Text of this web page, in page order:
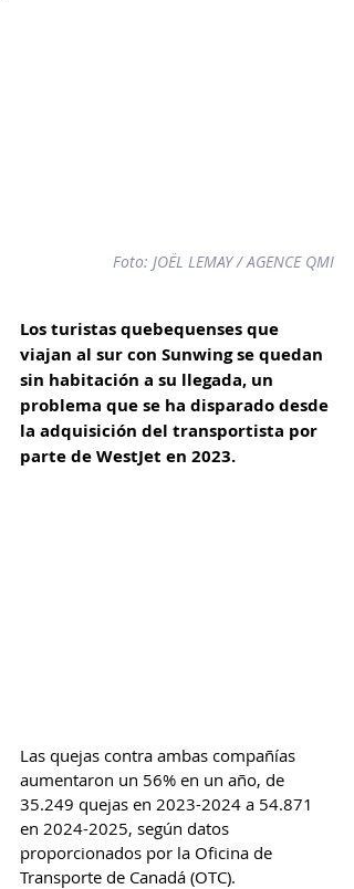
Foto: JOËL LEMAY / AGENCE QMI
Los turistas quebequenses que
viajan al sur con Sunwing se quedan
sin habitación a su llegada, un
problema que se ha disparado desde
la adquisición del transportista por
parte de WestJet en 2023.
Las quejas contra ambas compañías
aumentaron un 56% en un año, de
35.249 quejas en 2023-2024 a 54.871
en 2024-2025, según datos
proporcionados por la Oficina de
Transporte de Canadá (OTC).